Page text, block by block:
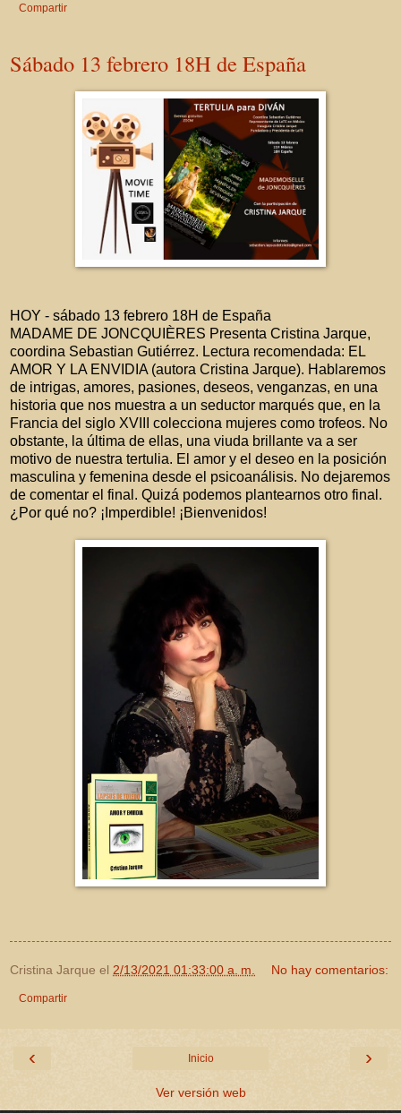
Compartir
Sábado 13 febrero 18H de España
HOY - sábado 13 febrero 18H de España
MADAME DE JONCQUIÈRES Presenta Cristina Jarque,
coordina Sebastian Gutiérrez. Lectura recomendada: EL
AMOR Y LA ENVIDIA (autora Cristina Jarque). Hablaremos
de intrigas, amores, pasiones, deseos, venganzas, en una
historia que nos muestra a un seductor marqués que, en la
Francia del siglo XVIII colecciona mujeres como trofeos. No
obstante, la última de ellas, una viuda brillante va a ser
motivo de nuestra tertulia. El amor y el deseo en la posición
masculina y femenina desde el psicoanálisis. No dejaremos
de comentar el final. Quizá podemos plantearnos otro final.
¿Por qué no? ¡Imperdible! ¡Bienvenidos!
Cristina Jarque el 2/13/2021 01:33:00 a. m. No hay comentarios:
Compartir
‹ ›
Inicio
Ver versión web